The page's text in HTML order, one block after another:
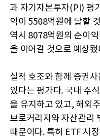
과 자기자본투자(PI) 평
익이 5508억원에 달할
역시 8078억원의 순이
을 이어갈 것으로 예상됐
실적 호조와 함께 증권
있다는 평가다. 국내 주
을 유지하고 있고, 해외
브로커리지와 자산관리
때문이다. 특히 ETF 시